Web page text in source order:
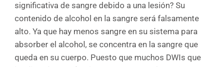
significativa de sangre debido a una lesión? Su
contenido de alcohol en la sangre será falsamente
alto. Ya que hay menos sangre en su sistema para
absorber el alcohol, se concentra en la sangre que
queda en su cuerpo. Puesto que muchos DWIs que